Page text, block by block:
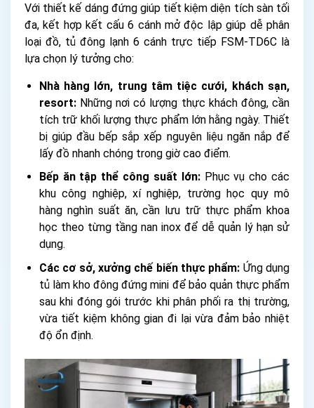
Với thiết kế dáng đứng giúp tiết kiệm diện tích sàn tối
đa, kết hợp kết cấu 6 cánh mở độc lập giúp dễ phân
loại đồ, tủ đông lạnh 6 cánh trực tiếp FSM-TD6C là
lựa chọn lý tưởng cho:
Nhà hàng lớn, trung tâm tiệc cưới, khách sạn,
resort:Những nơi có lượng thực khách đông, cần
tích trữ khối lượng thực phẩm lớn hằng ngày. Thiết
bị giúp đầu bếp sắp xếp nguyên liệu ngăn nắp để
lấy đồ nhanh chóng trong giờ cao điểm.
Bếp ăn tập thể công suất lớn:Phục vụ cho các
khu công nghiệp, xí nghiệp, trường học quy mô
hàng nghìn suất ăn, cần lưu trữ thực phẩm khoa
học theo từng tầng nan inox để dễ quản lý hạn sử
dụng.
Các cơ sở, xưởng chế biến thực phẩm: Ứng dụng
tủ làm kho đông đứng mini để bảo quản thực phẩm
sau khi đóng gói trước khi phân phối ra thị trường,
vừa tiết kiệm không gian đi lại vừa đảm bảo nhiệt
độ ổn định.